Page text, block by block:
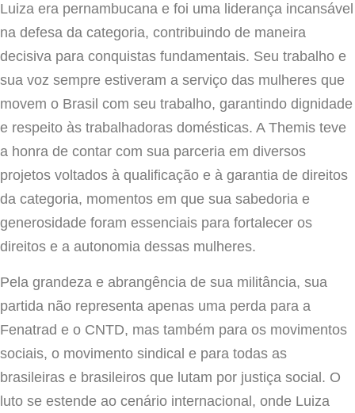
Luiza era pernambucana e foi uma liderança incansável
na defesa da categoria, contribuindo de maneira
decisiva para conquistas fundamentais. Seu trabalho e
sua voz sempre estiveram a serviço das mulheres que
movem o Brasil com seu trabalho, garantindo dignidade
e respeito às trabalhadoras domésticas. A Themis teve
a honra de contar com sua parceria em diversos
projetos voltados à qualificação e à garantia de direitos
da categoria, momentos em que sua sabedoria e
generosidade foram essenciais para fortalecer os
direitos e a autonomia dessas mulheres.
Pela grandeza e abrangência de sua militância, sua
partida não representa apenas uma perda para a
Fenatrad e o CNTD, mas também para os movimentos
sociais, o movimento sindical e para todas as
brasileiras e brasileiros que lutam por justiça social. O
luto se estende ao cenário internacional, onde Luiza